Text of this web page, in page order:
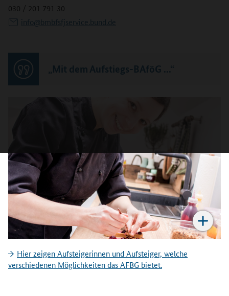
030 / 201 791 30
info@bmbfsfjservice.bund.de
„Mit dem Aufstiegs-BAföG ...“
Hier zeigen Aufsteigerinnen und Aufsteiger, welche
verschiedenen Möglichkeiten das AFBG bietet.